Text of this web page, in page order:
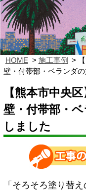
HOME 施工事例
壁・付帯部・ベランダ
【熊本市中央
壁・付帯部・
しました
「そろそろ塗り替